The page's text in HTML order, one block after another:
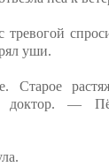
уши.
Старое
доктор. —